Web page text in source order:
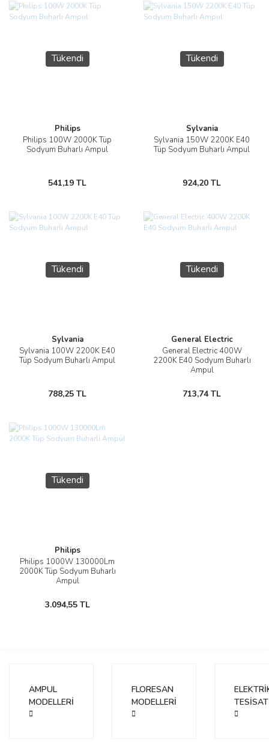
Tükendi
Philips
Philips 100W 2000K Tüp
Sodyum Buharlı Ampul
541,19 TL
Tükendi
Sylvania
Sylvania 150W 2200K E40
Tüp Sodyum Buharlı Ampul
924,20 TL
Tükendi
Sylvania
Sylvania 100W 2200K E40
Tüp Sodyum Buharlı Ampul
788,25 TL
Tükendi
General Electric
General Electric 400W
2200K E40 Sodyum Buharlı
Ampul
713,74 TL
Tükendi
Philips
Philips 1000W 130000Lm
2000K Tüp Sodyum Buharlı
Ampul
3.094,55 TL
AMPUL
MODELLERİ
FLORESAN
MODELLERİ
TESİSAT